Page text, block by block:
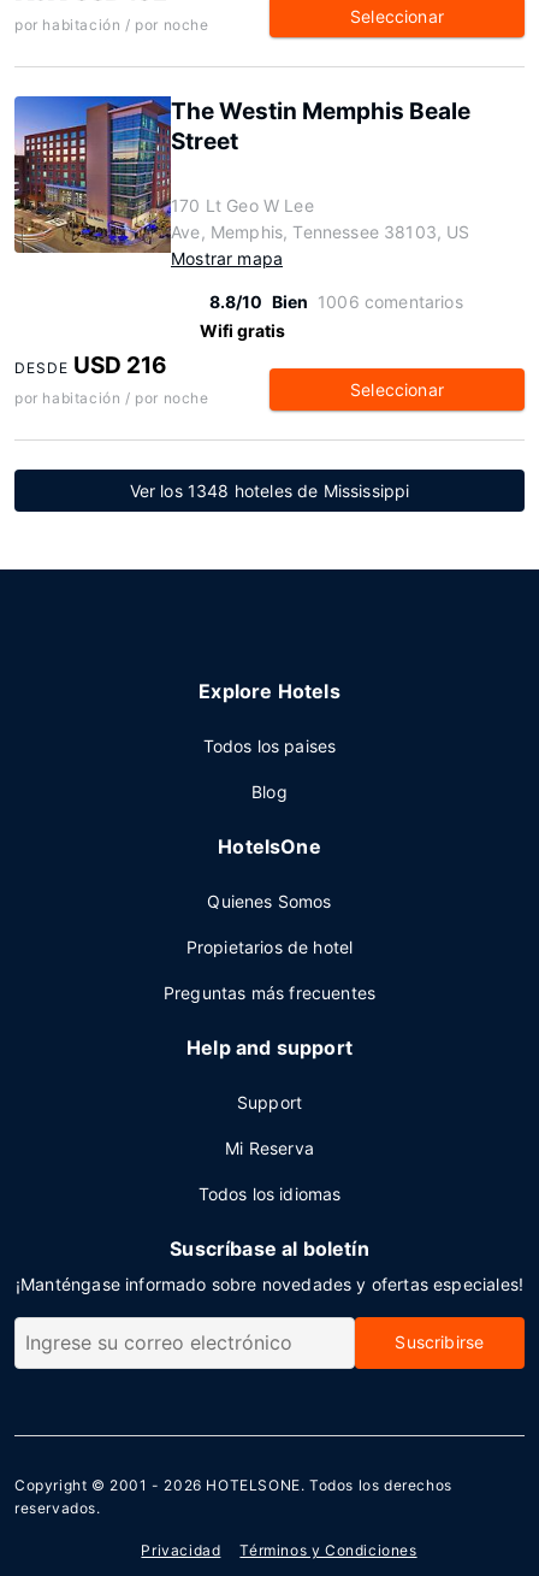
por habitación / por noche Seleccionar
The Westin Memphis Beale
Street
170 Lt Geo W Lee
Ave, Memphis, Tennessee 38103, US
Mostrar mapa
8.8/10 Bien 1006 comentarios
Wifi gratis
DESDE USD 216
por habitación / por noche Seleccionar
Ver los 1348 hoteles de Mississippi
Explore Hotels
Todos los paises
Blog
HotelsOne
Quienes Somos
Propietarios de hotel
Preguntas más frecuentes
Help and support
Support
Mi Reserva
Todos los idiomas
Suscríbase al boletín
¡Manténgase informado sobre novedades y ofertas especiales!
Suscribirse
Copyright © 2001 - 2026 HOTELSONE. Todos los derechos
reservados.
Privacidad Términos y Condiciones